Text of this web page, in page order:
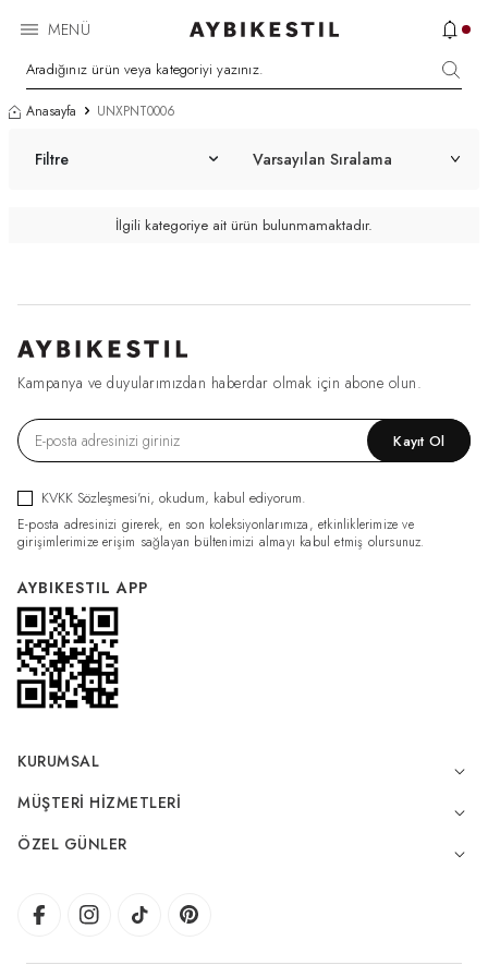
MENÜ
Anasayfa UNXPNT0006
Filtre
İlgili kategoriye ait ürün bulunmamaktadır.
Kampanya ve duyularımızdan haberdar olmak için abone olun.
Kayıt Ol
KVKK Sözleşmesi'ni, okudum, kabul ediyorum.
E-posta adresinizi girerek, en son koleksiyonlarımıza, etkinliklerimize ve
girişimlerimize erişim sağlayan bültenimizi almayı kabul etmiş olursunuz.
AYBIKESTIL APP
KURUMSAL
MÜŞTERI HIZMETLERI
ÖZEL GÜNLER